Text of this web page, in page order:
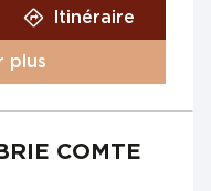
Itinéraire
plus
COMTE